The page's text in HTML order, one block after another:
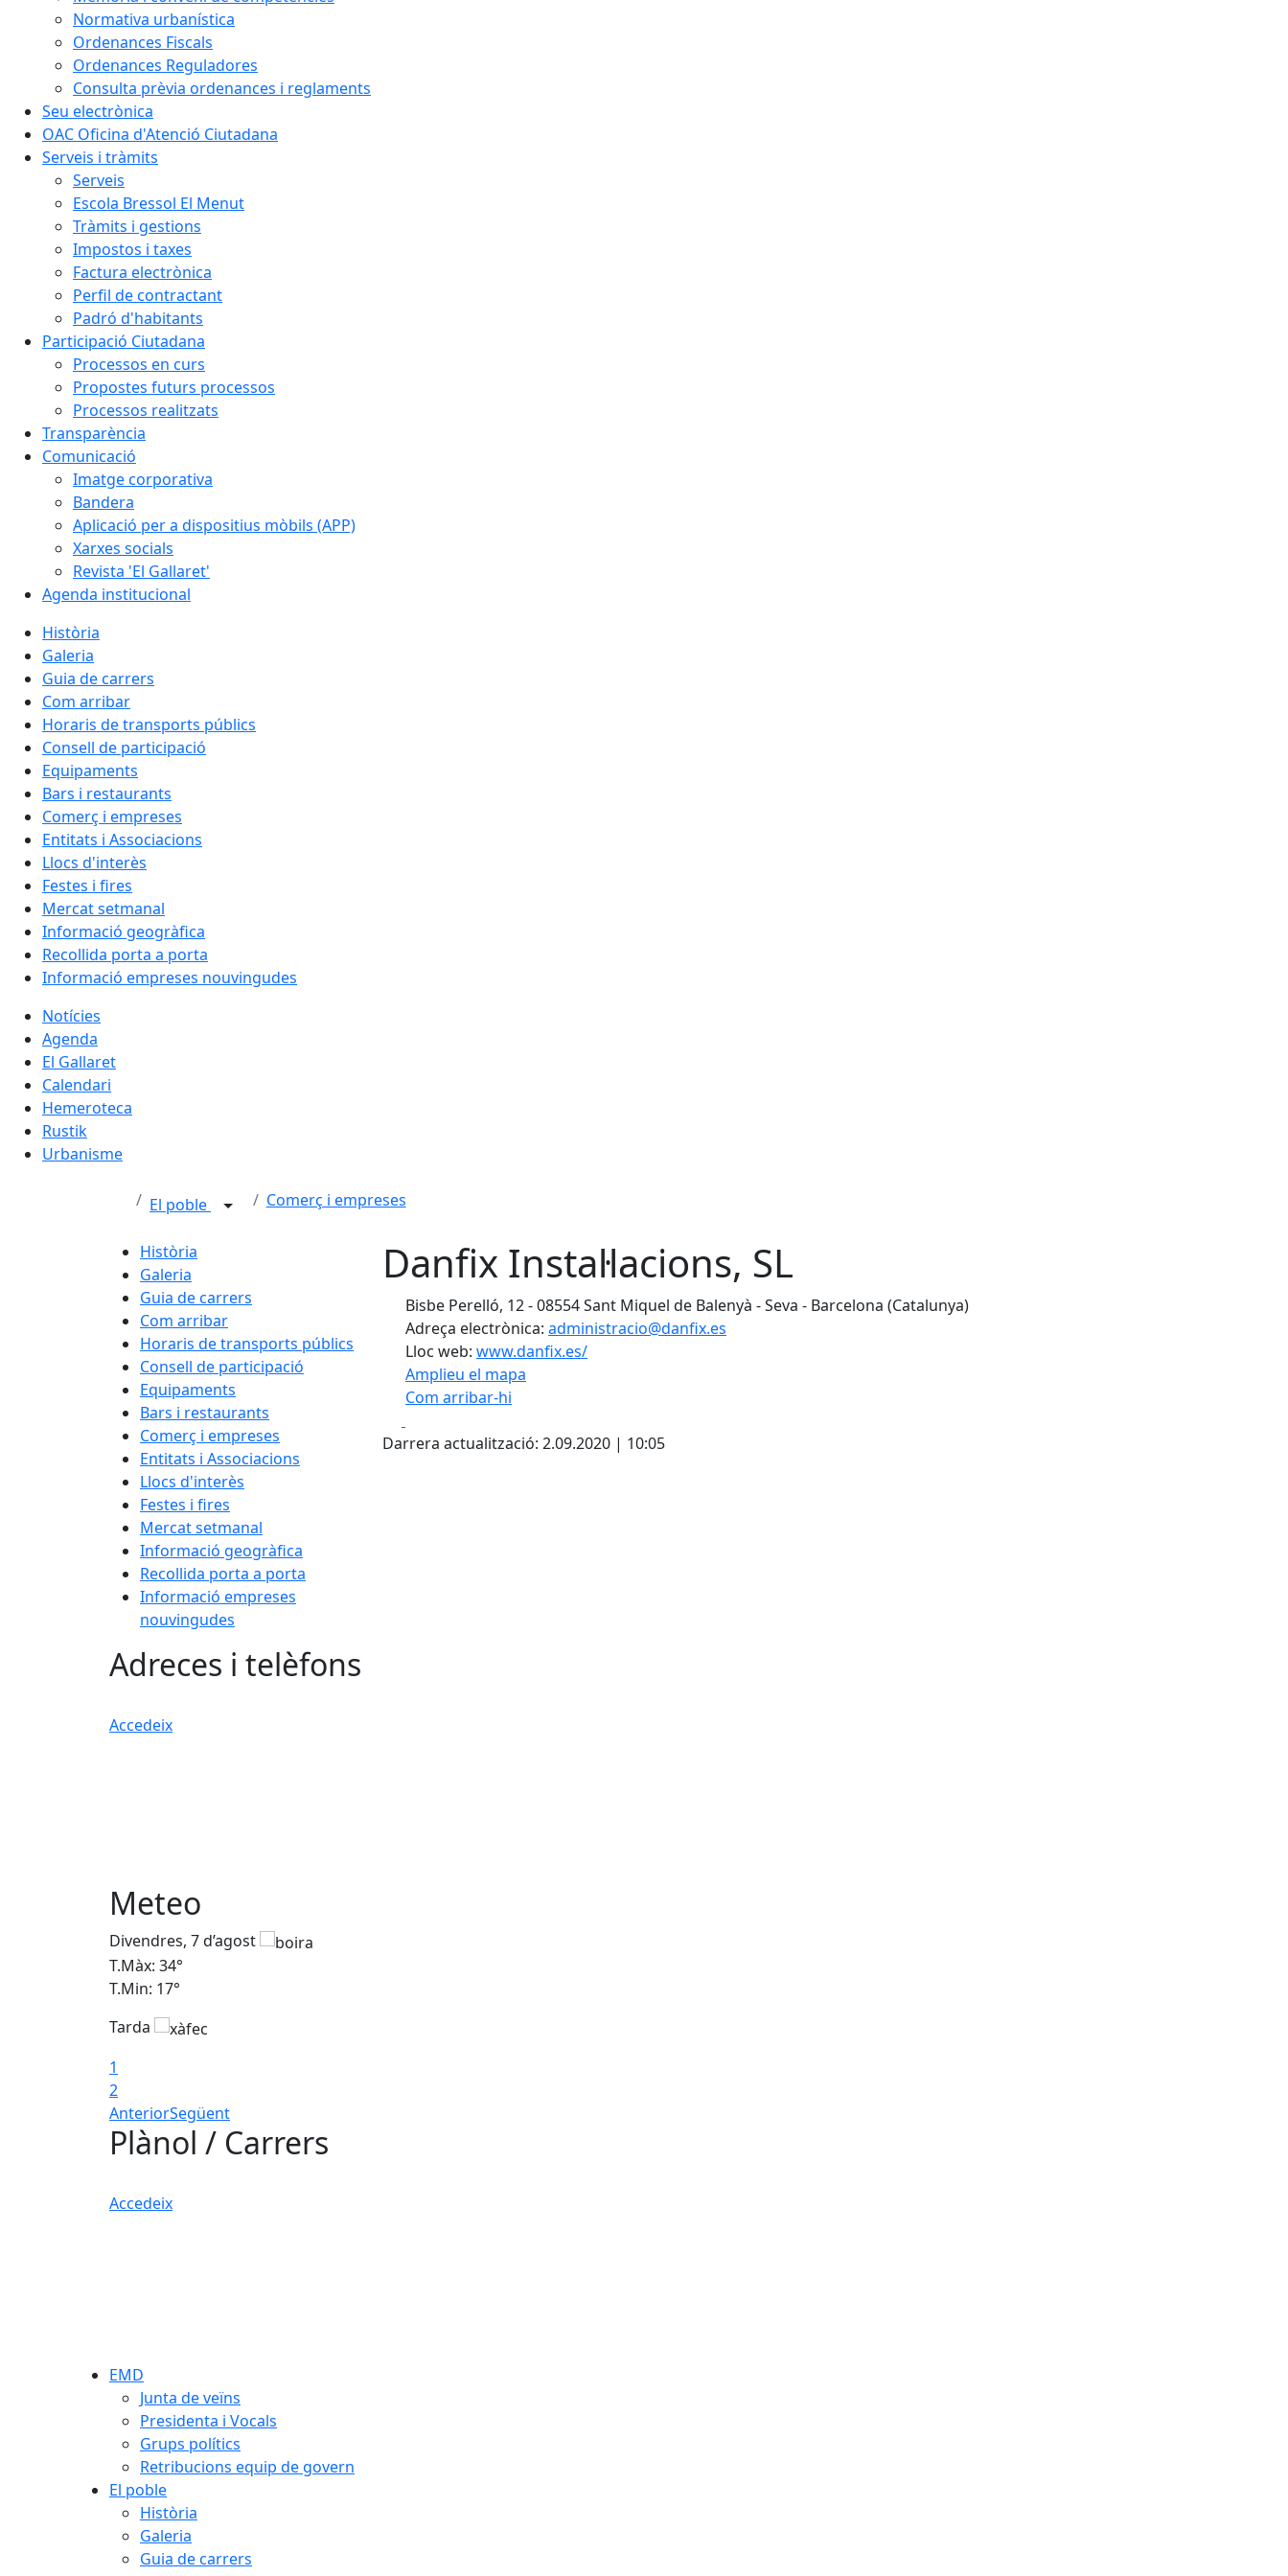
Normativa urbanística
Ordenances Fiscals
Ordenances Reguladores
Consulta prèvia ordenances i reglaments
Seu electrònica
OAC Oficina d'Atenció Ciutadana
Serveis i tràmits
Serveis
Escola Bressol El Menut
Tràmits i gestions
Impostos i taxes
Factura electrònica
Perfil de contractant
Padró d'habitants
Participació Ciutadana
Processos en curs
Propostes futurs processos
Processos realitzats
Transparència
Comunicació
Imatge corporativa
Bandera
Aplicació per a dispositius mòbils (APP)
Xarxes socials
Revista 'El Gallaret'
Agenda institucional
Història
Galeria
Guia de carrers
Com arribar
Horaris de transports públics
Consell de participació
Equipaments
Bars i restaurants
Comerç i empreses
Entitats i Associacions
Llocs d'interès
Festes i fires
Mercat setmanal
Informació geogràfica
Recollida porta a porta
Informació empreses nouvingudes
Notícies
Agenda
El Gallaret
Calendari
Hemeroteca
Rustik
Urbanisme
El poble Comerç i empreses
Història
Galeria
Guia de carrers
Com arribar
Horaris de transports públics
Consell de participació
Equipaments
Bars i restaurants
Comerç i empreses
Entitats i Associacions
Llocs d'interès
Festes i fires
Mercat setmanal
Informació geogràfica
Recollida porta a porta
Informació empreses
nouvingudes
Danfix Instal·lacions, SL
Bisbe Perelló, 12 - 08554 Sant Miquel de Balenyà - Seva - Barcelona (Catalunya)
Adreça electrònica: administracio@danfix.es
Lloc web: www.danfix.es/
Amplieu el mapa
Com arribar-hi
+
Darrera actualització: 2.09.2020 | 10:05
Adreces i telèfons
Accedeix
Meteo
Divendres, 7 d’agost
T.Màx: 34°
T.Min: 17°
Tarda
1
2
AnteriorSegüent
Plànol / Carrers
Accedeix
EMD
Junta de veïns
Presidenta i Vocals
Grups polítics
Retribucions equip de govern
El poble
Història
Galeria
Guia de carrers